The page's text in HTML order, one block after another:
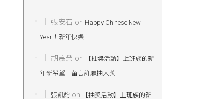
張安石 on Happy Chinese New
Year！新年快樂！
胡宸榮 on
【抽獎活動】上班族的新
年新希望！留言許願抽大獎
張凱鈞on
【抽獎活動】上班族的新